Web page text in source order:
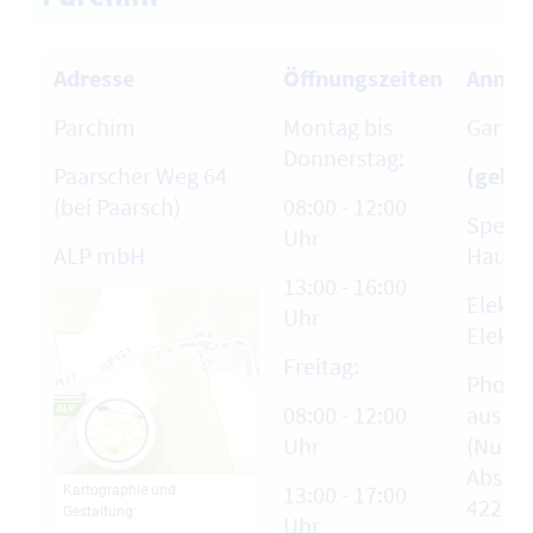
Adresse
Parchim
Paarscher Weg 64
(bei Paarsch)
ALP mbH
Öffnungszeiten
Montag bis
Donnerstag:
08:00 - 12:00
Uhr
13:00 - 16:00
Uhr
Freitag:
08:00 - 12:00
Uhr
13:00 - 17:00
Uhr
aus
(Nur
4229-